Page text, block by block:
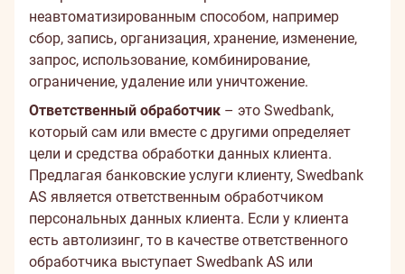
неавтоматизированным способом, например
сбор, запись, организация, хранение, изменение,
запрос, использование, комбинирование,
ограничение, удаление или уничтожение.
Ответственный обработчик – это Swedbank,
который сам или вместе с другими определяет
цели и средства обработки данных клиента.
Предлагая банковские услуги клиенту, Swedbank
AS является ответственным обработчиком
персональных данных клиента. Если у клиента
есть автолизинг, то в качестве ответственного
обработчика выступает Swedbank AS или